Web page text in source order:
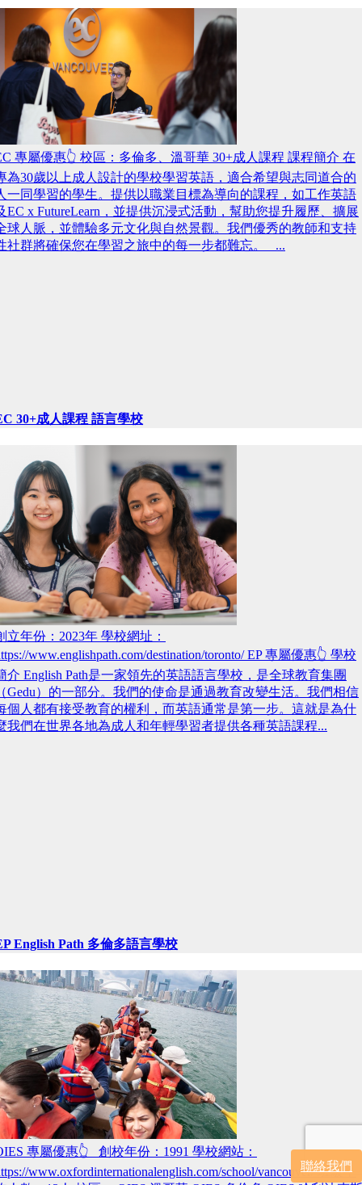
專屬優惠👆 校區：多倫多、溫哥華 30+成人課程 課程簡介 在
為30歲以上成人設計的學校學習英語，適合希望與志同道合的
一同學習的學生。提供以職業目標為導向的課程，如工作英語
EC x FutureLearn，並提供沉浸式活動，幫助您提升履歷、擴展
球人脈，並體驗多元文化與自然景觀。我們優秀的教師和支持
社群將確保您在學習之旅中的每一步都難忘。 ...
30+成人課程 語言學校
立年份：2023年 學校網址：
www.englishpath.com/destination/toronto/ EP 專屬優惠👆 學校
介 English Path是一家領先的英語語言學校，是全球教育集團
Gedu）的一部分。我們的使命是通過教育改變生活。我們相信
個人都有接受教育的權利，而英語通常是第一步。這就是為什
我們在世界各地為成人和年輕學習者提供各種英語課程...
English Path 多倫多語言學校
專屬優惠👆 創校年份：1991 學校網站：
www.oxfordinternationalenglish.com/school/vancouver/ 班級平
聯絡我們